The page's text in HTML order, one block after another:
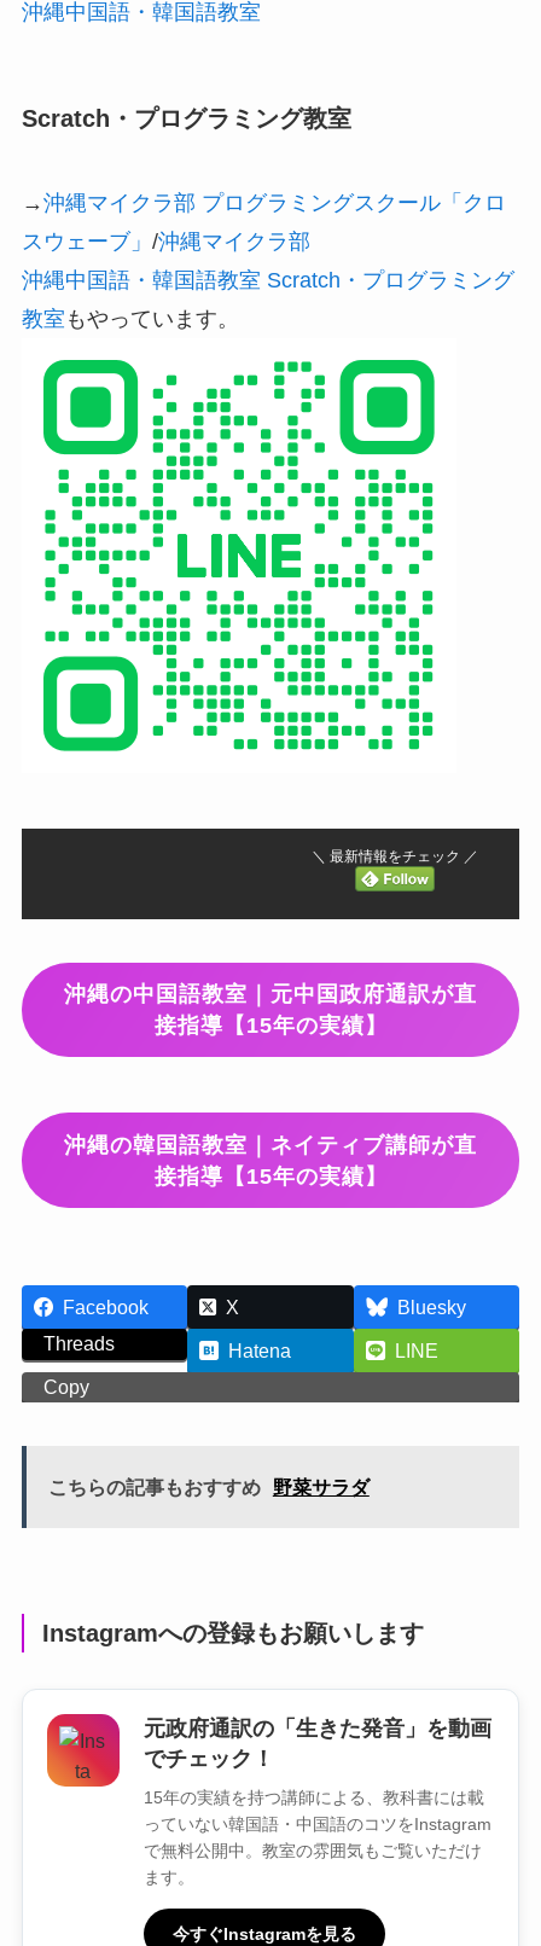
沖縄中国語・韓国語教室
Scratch・プログラミング教室
→沖縄マイクラ部 プログラミングスクール「クロ
スウェーブ」 /沖縄マイクラ部
沖縄中国語・韓国語教室 Scratch・プログラミング
教室 もやっています。
＼ 最新情報をチェック ／
沖縄の中国語教室｜元中国政府通訳が直
接指導【15年の実績】
沖縄の韓国語教室｜ネイティブ講師が直
接指導【15年の実績】
Facebook X
Bluesky
Threads
Hatena
LINE
Copy
こちらの記事もおすすめ 野菜サラダ
Instagramへの登録もお願いします
元政府通訳の「生きた発音」を動画
でチェック！
15年の実績を持つ講師による、教科書には載
っていない韓国語・中国語のコツをInstagram
で無料公開中。教室の雰囲気もご覧いただけ
ます。
今すぐInstagramを見る